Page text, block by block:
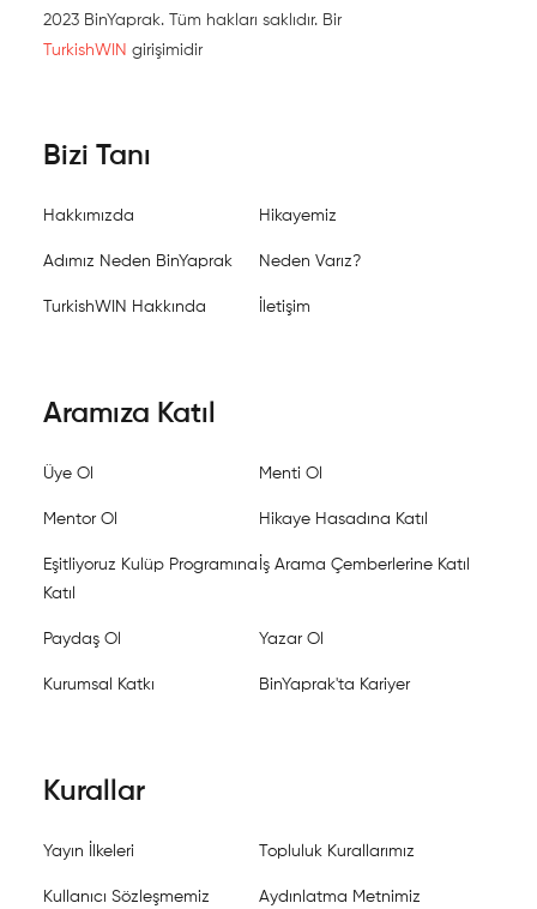
2023 BinYaprak. Tüm hakları saklıdır. Bir
TurkishWIN girişimidir
Bizi Tanı
Hakkımızda Hikayemiz
Adımız Neden BinYaprak Neden Varız?
TurkishWIN Hakkında İletişim
Aramıza Katıl
Üye Ol Menti Ol
Mentor Ol Hikaye Hasadına Katıl
Eşitliyoruz Kulüp Programına
Katıl
İş Arama Çemberlerine Katıl
Paydaş Ol Yazar Ol
Kurumsal Katkı BinYaprak'ta Kariyer
Kurallar
Yayın İlkeleri Topluluk Kurallarımız
Kullanıcı Sözleşmemiz Aydınlatma Metnimiz